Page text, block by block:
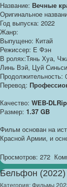
Название: Вечные
Оригинальное
Год выпуска: 2022
Жанр:
Выпущено: Китай
Режиссер: Е Фэн
В ролях:Тянь Хуа,
Линь Вэй, Цуй
Продолжительность:
Перевод:
Качество: WEB-DLRip
Размер: 1.37 GB
Фильм основан на
Красной Армии, и
Просмотров: 272
Бельфон (2022)
Категория:Фильмы